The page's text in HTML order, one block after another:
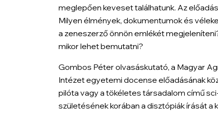
meglepően keveset találhatunk. Az
Milyen élmények, dokumentumok és
a zeneszerző önnön emlékét
mikor lehet bemutatni?
Gombos Péter olvasáskutató, a Magyar
Intézet egyetemi docense előadásának
pilóta vagy a tökéletes társadalom című
születésének korában a disztópiák írását